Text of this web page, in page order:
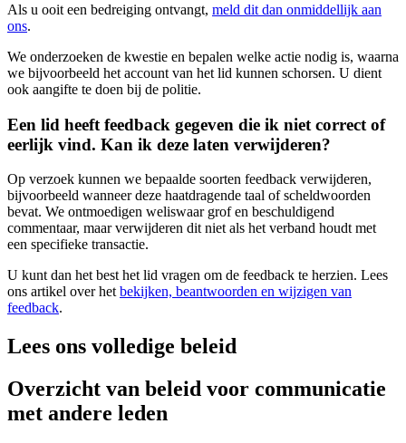
Als u ooit een bedreiging ontvangt, meld dit dan onmiddellijk aan
ons.
We onderzoeken de kwestie en bepalen welke actie nodig is, waarna
we bijvoorbeeld het account van het lid kunnen schorsen. U dient
ook aangifte te doen bij de politie.
Een lid heeft feedback gegeven die ik niet correct of
eerlijk vind. Kan ik deze laten verwijderen?
Op verzoek kunnen we bepaalde soorten feedback verwijderen,
bijvoorbeeld wanneer deze haatdragende taal of scheldwoorden
bevat. We ontmoedigen weliswaar grof en beschuldigend
commentaar, maar verwijderen dit niet als het verband houdt met
een specifieke transactie.
U kunt dan het best het lid vragen om de feedback te herzien. Lees
ons artikel over hetbekijken, beantwoorden en wijzigen van
feedback.
Lees ons volledige beleid
Overzicht van beleid voor communicatie
met andere leden